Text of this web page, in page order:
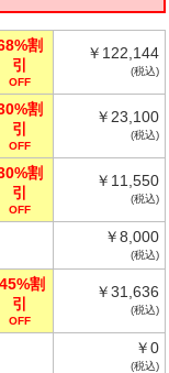
割
引
OFF
￥122,144
(税込)
割
引
OFF
￥23,100
(税込)
割
引
OFF
￥11,550
(税込)
￥8,000
(税込)
割
引
OFF
￥31,636
(税込)
￥0
(税込)